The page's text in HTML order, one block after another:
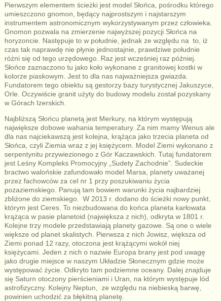
Pierwszym elementem ścieżki jest model Słońca, pośrodku którego
umieszczono gnomon, będący najprostszym i najstarszym
instrumentem astronomicznym wykorzystywanym przez człowieka.
Gnomon pozwala na zmierzenie najwyższej pozycji Słońca na
horyzoncie. Następuje to w południe, jednak ze względu na to, iż
czas tak naprawdę nie płynie jednostajnie, prawdziwe południe
różni się od tego urzędowego. Raz jest wcześniej raz później.
Słońce zaznaczono tu jako koło wykonane z granitowej kostki w
kolorze piaskowym. Jest to dla nas najważniejsza gwiazda.
Fundatorem tego obiektu są gestorzy bazy turystycznej Jakuszyce,
Orle. Oczywiście granit użyty do budowy modelu został pozyskany
w Górach Izerskich.
Najbliższą Słońcu planetą jest Merkury, na którym występują
największe dobowe wahania temperatury. Za nim mamy Wenus ale
dla nas najciekawszą jest kolejna, krążąca jako trzecia planeta od
Słońca, czyli Ziemia wraz z jej księżycem. Model Ziemi wykonano z
serpentynitu przywiezionego z Gór Kaczawskich. Tutaj fundatorem
jest Leśny Kompleks Promocyjny „Sudety Zachodnie”. Sudeckie
bractwo walońskie zafundowało model Marsa, planety uważanej
przez fachowców za cel nr 1 przy poszukiwaniu życia
pozaziemskiego. Panują tam bowiem warunki życia najbardziej
zbliżone do ziemskiego. W 2013 r. dodano do ścieżki nowy punkt,
którym jest Ceres. To niezbudowana do końca planeta karłowata
krążąca w pasie planetoid (największa z nich), odkryta w 1801 r.
Kolejne trzy modele przedstawiają planety gazowe. Są one o wiele
większe od planet skalistych. Pierwsza z nich Jowisz, większa od
Ziemi ponad 12 razy, otoczona jest krążącymi wokół niej
księżycami. Jeden z nich o nazwie Europa brany jest pod uwagę
jako drugie miejsce w naszym Układzie Słonecznym gdzie może
występować życie. Odkryto tam podziemne oceany. Dalej znajduje
się Saturn otoczony pierścieniami i Uran, na którym występuje lód
astrofizyczny. Kolejny Neptun, ze względu na niebieską barwę,
powinien uchodzić za błękitną planetę.